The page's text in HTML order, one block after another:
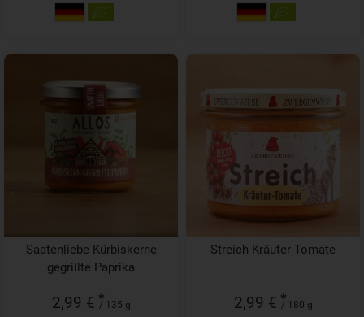
Saatenliebe Kürbiskerne
gegrillte Paprika
2,99 € *
/ 135 g
Streich Kräuter Tomate
2,99 € *
/ 180 g